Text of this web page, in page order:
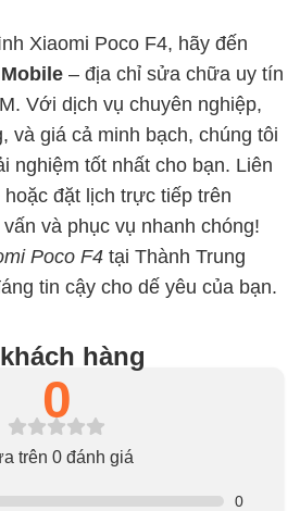
Xiaomi Poco F4, hãy đến
– địa chỉ sửa chữa uy tín
Với dịch vụ chuyên nghiệp,
và giá cả minh bạch, chúng tôi
nghiệm tốt nhất cho bạn. Liên
đặt lịch trực tiếp trên
và phục vụ nhanh chóng!
Poco F4 tại Thành Trung
tin cậy cho dế yêu của bạn.
hàng
0
trên 0 đánh giá
0